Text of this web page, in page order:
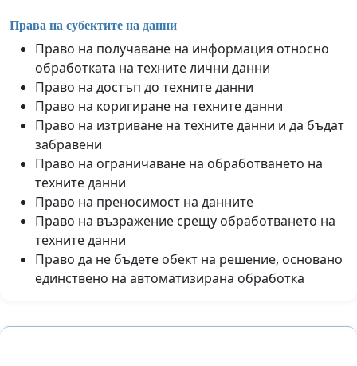
Права на субектите на данни
Право на получаване на информация относно
обработката на техните лични данни
Право на достъп до техните данни
Право на коригиране на техните данни
Право на изтриване на техните данни и да бъдат
забравени
Право на ограничаване на обработването на
техните данни
Право на преносимост на данните
Право на възражение срещу обработването на
техните данни
Право да не бъдете обект на решение, основано
единствено на автоматизирана обработка